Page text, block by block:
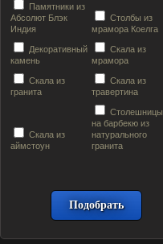
Памятники из
Абсолют Блэк
Индия
Столбы из
мрамора Коелга
Декоративный
камень
Скала из
мрамора
Скала из
гранита
Скала из
травертина
Скала из
аймстоун
Столешницы
на барбекю из
натурального
гранита